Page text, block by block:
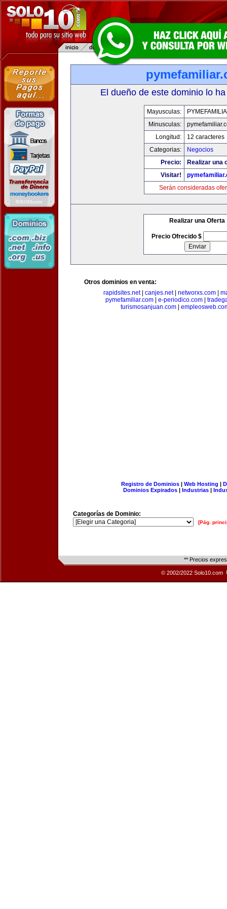
El dueño de este dominio lo
Mayusculas:
Minusculas:
Longitud:
12 caracteres
Categorias:
Negocios
Precio:
Realizar una
Visitar!
Serán consideradas
Realizar una Oferta
Precio Ofrecido $
Otros dominios en venta:
rapidsites.net| canjes.net| networxs.com
pymefamiliar.com| e-periodico.com|
turismosanjuan.com|
Registro de Dominios| Web Hosting |
Dominios Expirados | Industrias |
Categorías de Dominio:
[Pág.
** Precios
© 2002/2022 Solo10.com